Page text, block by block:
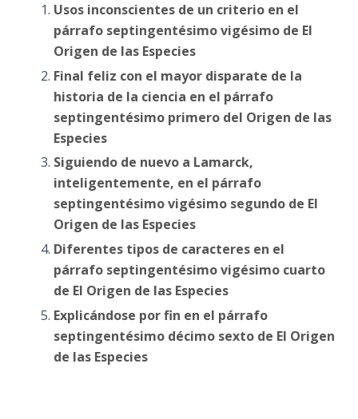
Usos inconscientes de un criterio en el
párrafo septingentésimo vigésimo de El
Origen de las Especies
Final feliz con el mayor disparate de la
historia de la ciencia en el párrafo
septingentésimo primero del Origen de las
Especies
Siguiendo de nuevo a Lamarck,
inteligentemente, en el párrafo
septingentésimo vigésimo segundo de El
Origen de las Especies
Diferentes tipos de caracteres en el
párrafo septingentésimo vigésimo cuarto
de El Origen de las Especies
Explicándose por fin en el párrafo
septingentésimo décimo sexto de El Origen
de las Especies